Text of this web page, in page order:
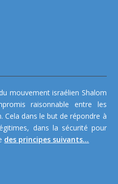
mouvement israélien Shalom
raisonnable entre les
Cela dans le but de répondre à
dans la sécurité pour
des principes suivants...